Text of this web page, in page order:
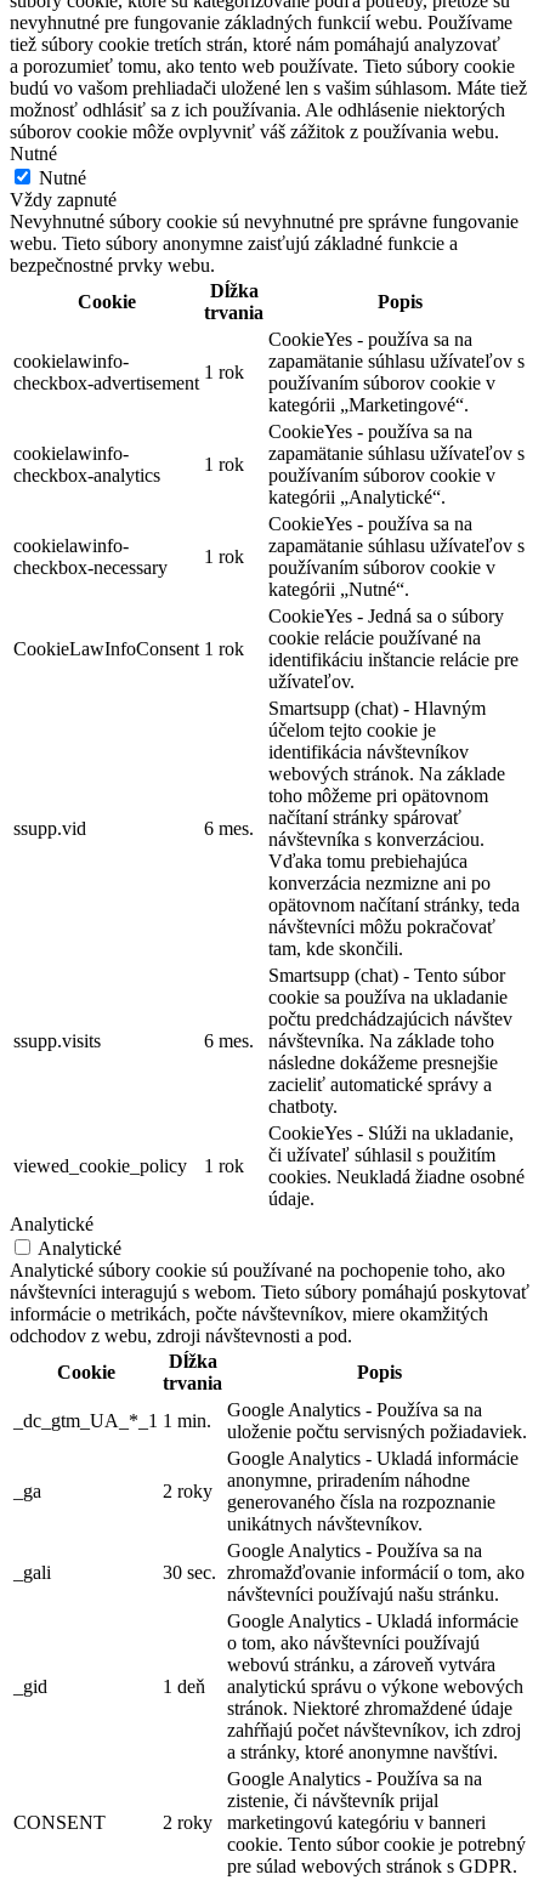
nevyhnutné pre fungovanie základných funkcií webu. Používame
tiež súbory cookie tretích strán, ktoré nám pomáhajú analyzovať
a porozumieť tomu, ako tento web používate. Tieto súbory cookie
budú vo vašom prehliadači uložené len s vašim súhlasom. Máte tiež
možnosť odhlásiť sa z ich používania. Ale odhlásenie niektorých
súborov cookie môže ovplyvniť váš zážitok z používania webu.
Nutné
Nutné
Vždy zapnuté
Nevyhnutné súbory cookie sú nevyhnutné pre správne fungovanie
webu. Tieto súbory anonymne zaisťujú základné funkcie a
bezpečnostné prvky webu.
Cookie
Dĺžka
trvania
Popis
cookielawinfo-
checkbox-advertisement
1 rok
CookieYes - používa sa na
zapamätanie súhlasu užívateľov s
používaním súborov cookie v
kategórii „Marketingové“.
cookielawinfo-
checkbox-analytics
1 rok
CookieYes - používa sa na
zapamätanie súhlasu užívateľov s
používaním súborov cookie v
kategórii „Analytické“.
cookielawinfo-
checkbox-necessary
1 rok
CookieYes - používa sa na
zapamätanie súhlasu užívateľov s
používaním súborov cookie v
kategórii „Nutné“.
CookieLawInfoConsent 1 rok
CookieYes - Jedná sa o súbory
cookie relácie používané na
identifikáciu inštancie relácie pre
užívateľov.
ssupp.vid 6 mes.
Smartsupp (chat) - Hlavným
účelom tejto cookie je
identifikácia návštevníkov
webových stránok. Na základe
toho môžeme pri opätovnom
načítaní stránky spárovať
návštevníka s konverzáciou.
Vďaka tomu prebiehajúca
konverzácia nezmizne ani po
opätovnom načítaní stránky, teda
návštevníci môžu pokračovať
tam, kde skončili.
ssupp.visits 6 mes.
Smartsupp (chat) - Tento súbor
cookie sa používa na ukladanie
počtu predchádzajúcich návštev
návštevníka. Na základe toho
následne dokážeme presnejšie
zacieliť automatické správy a
chatboty.
viewed_cookie_policy 1 rok
CookieYes - Slúži na ukladanie,
či užívateľ súhlasil s použitím
cookies. Neukladá žiadne osobné
údaje.
Analytické
Analytické
Analytické súbory cookie sú používané na pochopenie toho, ako
návštevníci interagujú s webom. Tieto súbory pomáhajú poskytovať
informácie o metrikách, počte návštevníkov, miere okamžitých
odchodov z webu, zdroji návštevnosti a pod.
Cookie
Dĺžka
trvania
Popis
_dc_gtm_UA_*_1 1 min.
Google Analytics - Používa sa na
uloženie počtu servisných požiadaviek.
_ga 2 roky
Google Analytics - Ukladá informácie
anonymne, priradením náhodne
generovaného čísla na rozpoznanie
unikátnych návštevníkov.
_gali 30 sec.
Google Analytics - Používa sa na
zhromažďovanie informácií o tom, ako
návštevníci používajú našu stránku.
_gid 1 deň
Google Analytics - Ukladá informácie
o tom, ako návštevníci používajú
webovú stránku, a zároveň vytvára
analytickú správu o výkone webových
stránok. Niektoré zhromaždené údaje
zahŕňajú počet návštevníkov, ich zdroj
a stránky, ktoré anonymne navštívi.
CONSENT 2 roky
Google Analytics - Používa sa na
zistenie, či návštevník prijal
marketingovú kategóriu v banneri
cookie. Tento súbor cookie je potrebný
pre súlad webových stránok s GDPR.